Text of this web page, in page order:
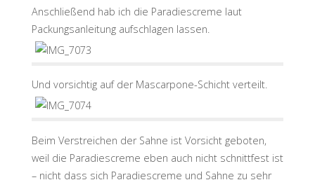
Anschließend hab ich die Paradiescreme laut
Packungsanleitung aufschlagen lassen.
Und vorsichtig auf der Mascarpone-Schicht verteilt.
Beim Verstreichen der Sahne ist Vorsicht geboten,
weil die Paradiescreme eben auch nicht schnittfest ist
– nicht dass sich Paradiescreme und Sahne zu sehr